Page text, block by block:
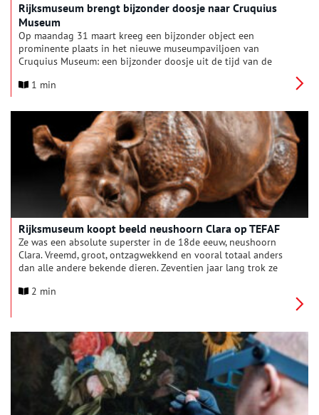
Rijksmuseum brengt bijzonder doosje naar Cruquius
Museum
Op maandag 31 maart kreeg een bijzonder object een
prominente plaats in het nieuwe museumpaviljoen van
Cruquius Museum: een bijzonder doosje uit de tijd van de
1 min
Rijksmuseum koopt beeld neushoorn Clara op TEFAF
Ze was een absolute superster in de 18de eeuw, neushoorn
Clara. Vreemd, groot, ontzagwekkend en vooral totaal anders
dan alle andere bekende dieren. Zeventien jaar lang trok ze
markten, kermissen en carnavals. Van Wenen tot Parijs en van
Vandaag voegt het Rijksmuseum een zeldzaam, ruim 50
centimeter groot terracotta beeld van Clara uit de 18de eeuw
toe aan de collectie.
2 min